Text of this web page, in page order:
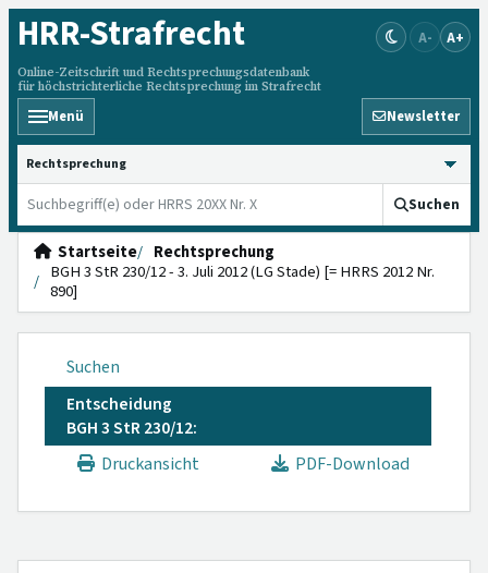
HRR-Strafrecht
Online-Zeitschrift und Rechtsprechungsdatenbank
für höchstrichterliche Rechtsprechung im Strafrecht
A- A+
Menü Newsletter
HRRS durchsuchen
Suchen
Startseite
Rechtsprechung
BGH 3 StR 230/12 - 3. Juli 2012 (LG Stade) [= HRRS 2012 Nr.
890]
Suchen
Entscheidung
BGH 3 StR 230/12:
Druckansicht
PDF-Download